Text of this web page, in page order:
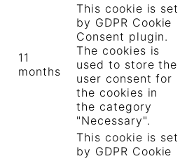
11
months
This cookie is set
by GDPR Cookie
Consent plugin.
The cookies is
used to store the
user consent for
the cookies in
the category
"Necessary".
This cookie is set
by GDPR Cookie